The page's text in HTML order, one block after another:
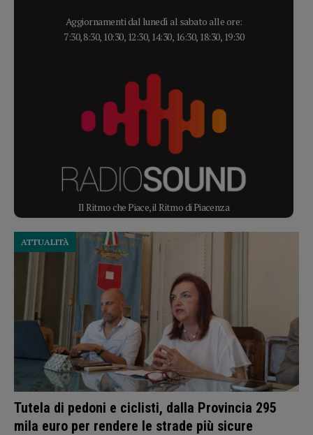
Aggiornamenti dal lunedì al sabato alle ore:
7:30, 8:30, 10:30, 12:30, 14:30, 16:30, 18:30, 19:30
Il Ritmo che Piace, il Ritmo di Piacenza
Tutela di pedoni e ciclisti, dalla Provincia 295
mila euro per rendere le strade più sicure
ATTUALITÀ